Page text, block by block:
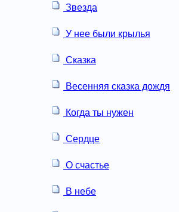
Звезда
У нее были крылья
Сказка
Весенняя сказка дождя
Когда ты нужен
Сердце
О счастье
В небе